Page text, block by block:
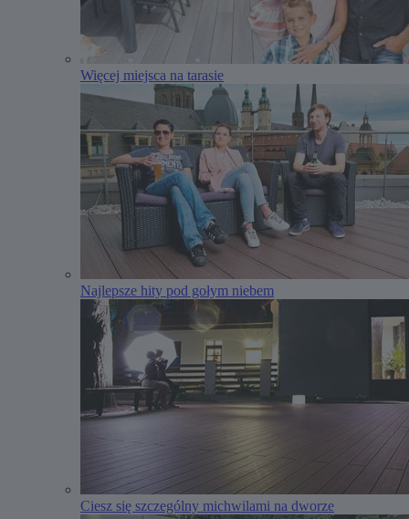
Więcej miejsca na tarasie
Najlepsze hity pod gołym niebem
Ciesz się szczególny michwilami na dworze